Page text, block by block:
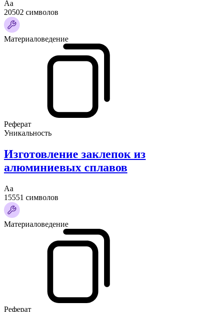
Аа
20502 символов
Материаловедение
Реферат
Уникальность
Изготовление заклепок из
алюминиевых сплавов
Аа
15551 символов
Материаловедение
Реферат